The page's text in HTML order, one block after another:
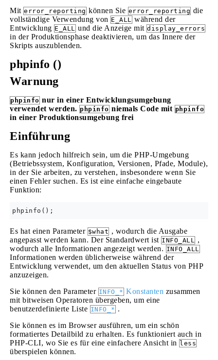
Mit error_reporting können Sie error_reporting die
vollständige Verwendung von E_ALL während der
Entwicklung E_ALL und die Anzeige mit display_errors
in der Produktionsphase deaktivieren, um das Innere der
Skripts auszublenden.
phpinfo ()
Warnung
phpinfo nur in einer Entwicklungsumgebung
verwendet werden. phpinfo niemals Code mit phpinfo
in einer Produktionsumgebung frei
Einführung
Es kann jedoch hilfreich sein, um die PHP-Umgebung
(Betriebssystem, Konfiguration, Versionen, Pfade, Module),
in der Sie arbeiten, zu verstehen, insbesondere wenn Sie
einen Fehler suchen. Es ist eine einfache eingebaute
Funktion:
Es hat einen Parameter $what , wodurch die Ausgabe
angepasst werden kann. Der Standardwert ist INFO_ALL ,
wodurch alle Informationen angezeigt werden. INFO_ALL
Informationen werden üblicherweise während der
Entwicklung verwendet, um den aktuellen Status von PHP
anzuzeigen.
Sie können den Parameter INFO_* Konstanten zusammen
mit bitweisen Operatoren übergeben, um eine
benutzerdefinierte Liste INFO_* .
Sie können es im Browser ausführen, um ein schön
formatiertes Detailbild zu erhalten. Es funktioniert auch in
PHP-CLI, wo Sie es für eine einfachere Ansicht in less
überspielen können.